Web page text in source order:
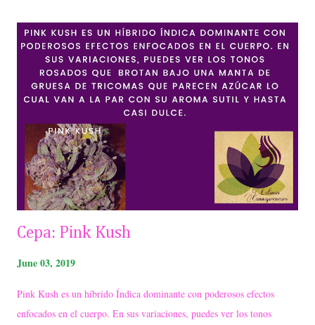
Cepa: Pink Kush
June 03, 2019
Pink Kush es un híbrido Índica dominante con poderosos efectos
enfocados en el cuerpo. En sus variaciones, puedes ver los tonos